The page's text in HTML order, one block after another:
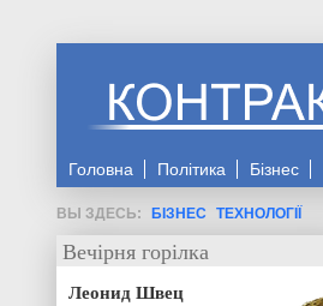
Головна Політика Бізнес
БІЗНЕС
ТЕХНОЛОГІЇ
Вечірня горілка
Леонид Швец